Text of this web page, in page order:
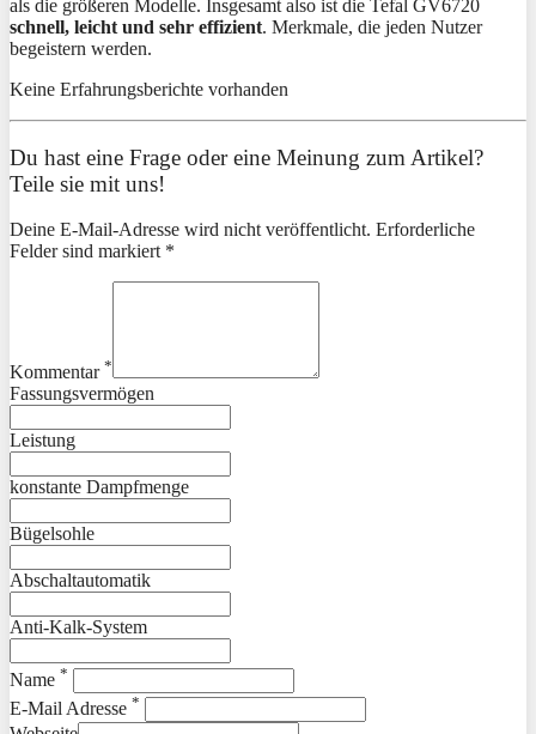
als die größeren Modelle. Insgesamt also ist die Tefal GV6720
schnell, leicht und sehr effizient. Merkmale, die jeden Nutzer
begeistern werden.
Keine Erfahrungsberichte vorhanden
Du hast eine Frage oder eine Meinung zum Artikel?
Teile sie mit uns!
Deine E-Mail-Adresse wird nicht veröffentlicht. Erforderliche
Felder sind markiert *
Kommentar *
Fassungsvermögen
Leistung
konstante Dampfmenge
Bügelsohle
Abschaltautomatik
Anti-Kalk-System
Name *
E-Mail Adresse *